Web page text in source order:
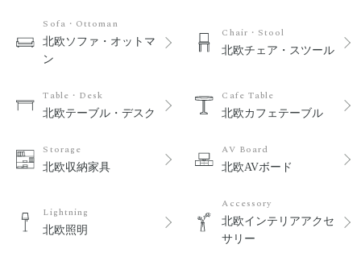
Sofa・Ottoman
北欧ソファ・オットマ
ン
Chair・Stool
北欧チェア・スツール
Table・Desk
北欧テーブル・デスク
Cafe Table
北欧カフェテーブル
Storage
北欧収納家具
AV Board
北欧AVボード
Lightning
北欧照明
Accessory
北欧インテリアアクセ
サリー